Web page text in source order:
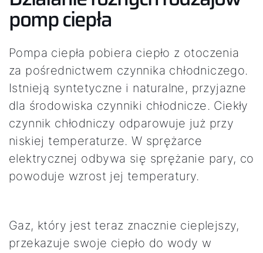
pomp ciepła
Pompa ciepła pobiera ciepło z otoczenia
za pośrednictwem czynnika chłodniczego.
Istnieją syntetyczne i naturalne, przyjazne
dla środowiska czynniki chłodnicze. Ciekły
czynnik chłodniczy odparowuje już przy
niskiej temperaturze. W sprężarce
elektrycznej odbywa się sprężanie pary, co
powoduje wzrost jej temperatury.
Gaz, który jest teraz znacznie cieplejszy,
przekazuje swoje ciepło do wody w